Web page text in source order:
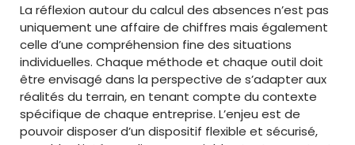
La réflexion autour du calcul des absences n’est pas
uniquement une affaire de chiffres mais également
celle d’une compréhension fine des situations
individuelles. Chaque méthode et chaque outil doit
être envisagé dans la perspective de s’adapter aux
réalités du terrain, en tenant compte du contexte
spécifique de chaque entreprise. L’enjeu est de
pouvoir disposer d’un dispositif flexible et sécurisé,